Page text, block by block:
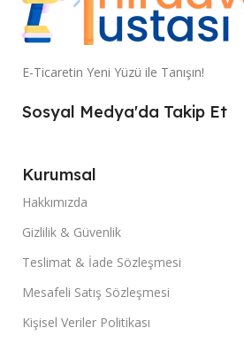
E-Ticaretin Yeni Yüzü ile Tanışın!
Sosyal Medya'da Takip Et
Kurumsal
Hakkımızda
Gizlilik & Güvenlik
Teslimat & İade Sözleşmesi
Mesafeli Satış Sözleşmesi
Kişisel Veriler Politikası